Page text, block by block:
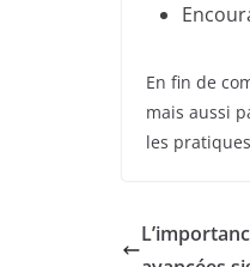
En fin de
mais aussi
les